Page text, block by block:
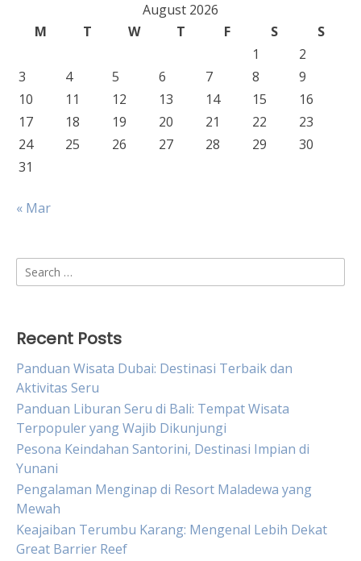
August 2026
M
T W T F S
S
1
2
3
4 5 6 7 8
9
10
11 12 13 14 15
16
17
18 19 20 21 22
23
24
25 26 27 28 29
30
31
« Mar
Search
for:
Recent Posts
Panduan Wisata Dubai: Destinasi Terbaik dan
Aktivitas Seru
Panduan Liburan Seru di Bali: Tempat Wisata
Terpopuler yang Wajib Dikunjungi
Pesona Keindahan Santorini, Destinasi Impian di
Yunani
Pengalaman Menginap di Resort Maladewa yang
Mewah
Keajaiban Terumbu Karang: Mengenal Lebih Dekat
Great Barrier Reef